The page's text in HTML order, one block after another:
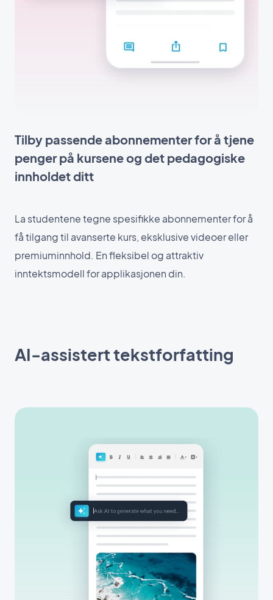
Tilby passende abonnementer for å tjene
penger på kursene og det pedagogiske
innholdet ditt
La studentene tegne spesifikke abonnementer for å
få tilgang til avanserte kurs, eksklusive videoer eller
premiuminnhold. En fleksibel og attraktiv
inntektsmodell for applikasjonen din.
AI-assistert tekstforfatting